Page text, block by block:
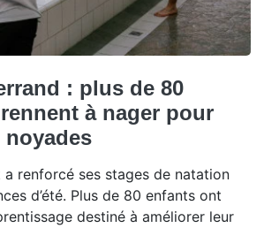
: plus de 80
à nager pour
noyades
a renforcé ses stages de natation
d’été. Plus de 80 enfants ont
destiné à améliorer leur